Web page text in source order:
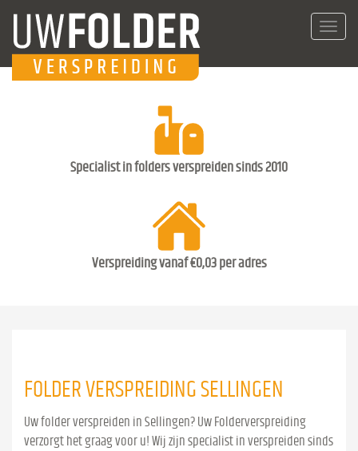
Specialist in folders verspreiden sinds 2010
Verspreiding vanaf €0,03 per adres
FOLDER VERSPREIDING SELLINGEN
Uw folder verspreiden in Sellingen? Uw Folderverspreiding
verzorgt het graag voor u! Wij zijn specialist in verspreiden sinds